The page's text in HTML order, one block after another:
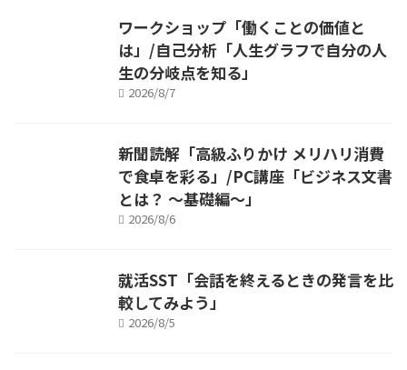
ワークショップ「働くことの価値と
は」/自己分析「人生グラフで自分の人
生の分岐点を知る」
2026/8/7
新聞読解「高級ふりかけ メリハリ消費
で食卓を彩る」/PC講座「ビジネス文書
とは？ ～基礎編～」
2026/8/6
就活SST「会話を終えるときの発言を比
較してみよう」
2026/8/5